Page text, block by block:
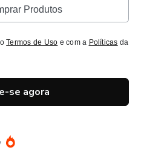
Produtos
oTermos de Uso e com a Políticas da
se agora